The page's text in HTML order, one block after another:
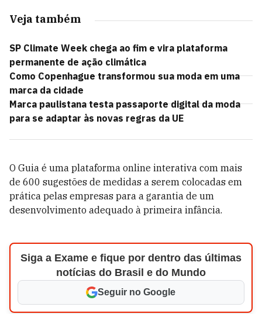
Veja também
SP Climate Week chega ao fim e vira plataforma
permanente de ação climática
Como Copenhague transformou sua moda em uma
marca da cidade
Marca paulistana testa passaporte digital da moda
para se adaptar às novas regras da UE
O Guia é uma plataforma online interativa com mais
de 600 sugestões de medidas a serem colocadas em
prática pelas empresas para a garantia de um
desenvolvimento adequado à primeira infância.
Siga a Exame e fique por dentro das últimas
notícias do Brasil e do Mundo
Seguir no Google